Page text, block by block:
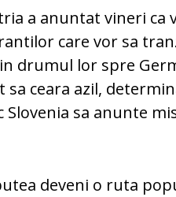
a anuntat vineri ca
care vor sa
drumul lor spre
sa ceara azil,
Slovenia sa anunte
deveni o ruta